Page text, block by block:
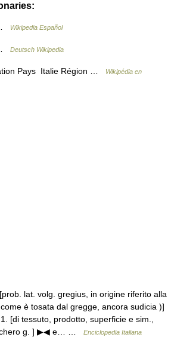
Wikipedia Español
Deutsch Wikipedia
Pays Italie Région …
Wikipédia en
lat. volg. gregius, in origine riferito alla
è tosata dal gregge, ancora sudicia )]
[di tessuto, prodotto, superficie e sim.,
g. ] ▶◀ e… …
Enciclopedia Italiana